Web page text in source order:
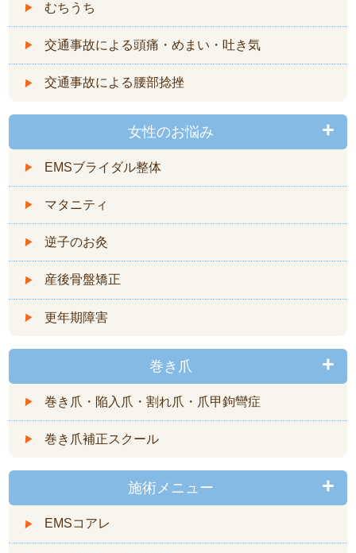
むちうち
交通事故による頭痛・めまい・吐き気
交通事故による腰部捻挫
女性のお悩み
EMSブライダル整体
マタニティ
逆子のお灸
産後骨盤矯正
更年期障害
巻き爪
巻き爪・陥入爪・割れ爪・爪甲鉤彎症
巻き爪補正スクール
施術メニュー
EMSコアレ